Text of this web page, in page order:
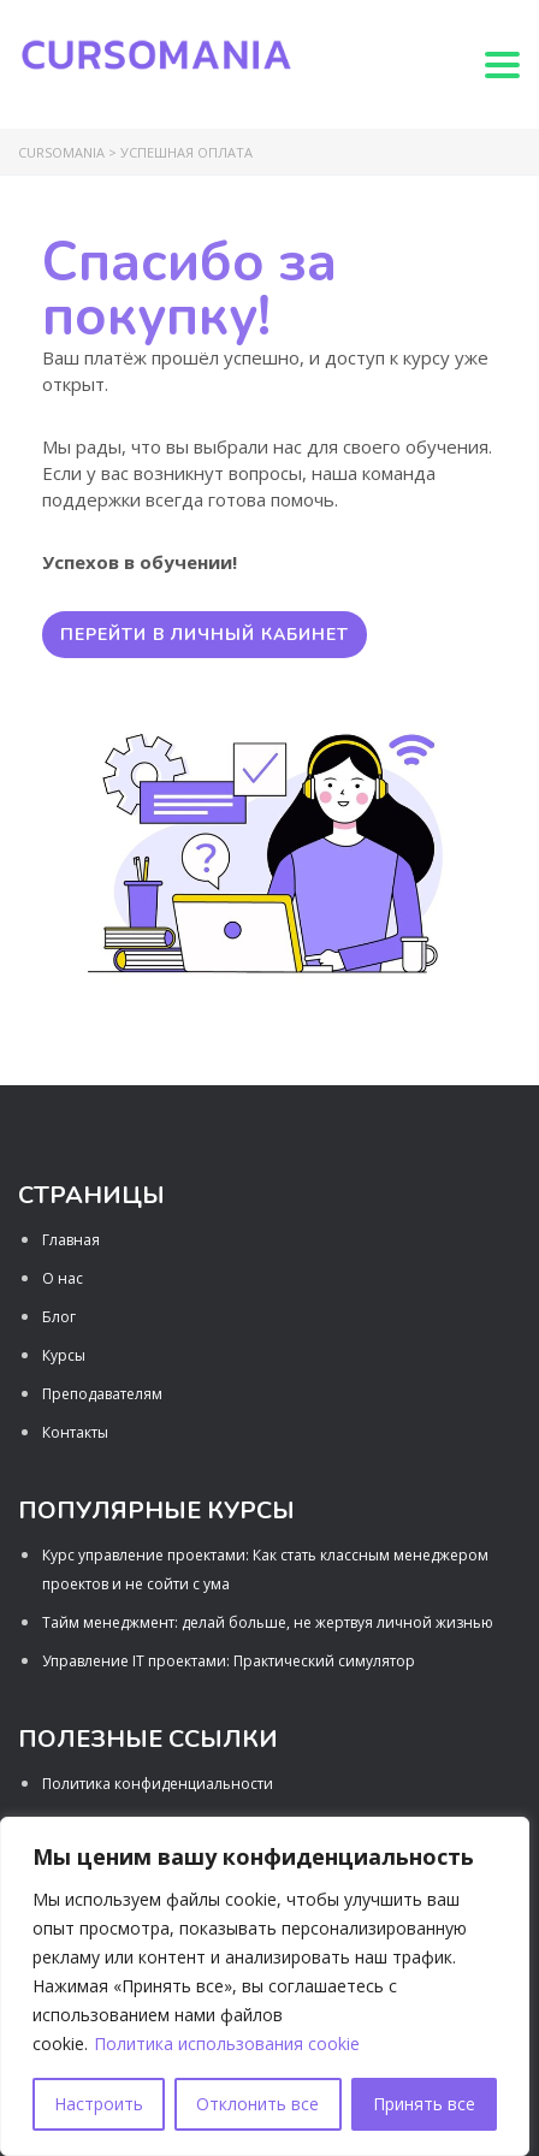
Мы ценим вашу конфиденциальность
Мы используем файлы cookie, чтобы улучшить ваш
опыт просмотра, показывать персонализированную
рекламу или контент и анализировать наш трафик.
Нажимая «Принять все», вы соглашаетесь с
использованием нами файлов
cookie. Политика использования cookie
Настроить Отклонить все Принять все
CURSOMANIA > УСПЕШНАЯ ОПЛАТА
Спасибо за
покупку!
Ваш платёж прошёл успешно, и доступ к курсу уже
открыт.
Мы рады, что вы выбрали нас для своего обучения.
Если у вас возникнут вопросы, наша команда
поддержки всегда готова помочь.
Успехов в обучении!
ПЕРЕЙТИ В ЛИЧНЫЙ КАБИНЕТ
СТРАНИЦЫ
Главная
О нас
Блог
Курсы
Преподавателям
Контакты
ПОПУЛЯРНЫЕ КУРСЫ
Курс управление проектами: Как стать классным менеджером
проектов и не сойти с ума
Тайм менеджмент: делай больше, не жертвуя личной жизнью
Управление IT проектами: Практический симулятор
ПОЛЕЗНЫЕ ССЫЛКИ
Политика конфиденциальности
Порядок предоставления услуги
Правила процедуры возврата
СОЦИАЛЬНЫЕ СЕТИ
Сделано в Cursomania 2024